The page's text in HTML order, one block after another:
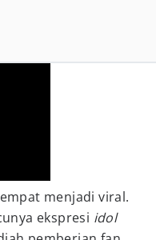
menjadi viral.
ekspresi idol